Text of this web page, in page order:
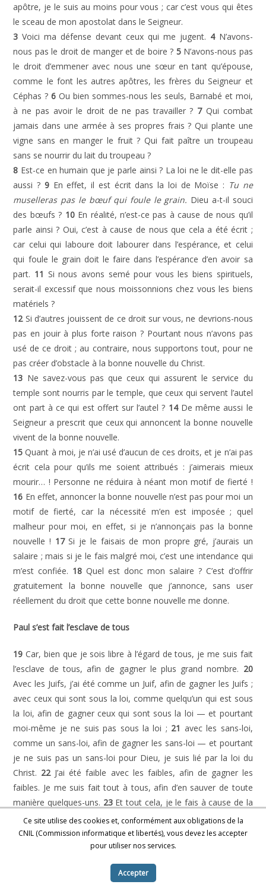
apôtre, je le suis au moins pour vous ; car c’est vous qui êtes
le sceau de mon apostolat dans le Seigneur.
3 Voici ma défense devant ceux qui me jugent. 4N’avons-
nous pas le droit de manger et de boire ? 5N’avons-nous pas
le droit d’emmener avec nous une sœur en tant qu’épouse,
comme le font les autres apôtres, les frères du Seigneur et
Céphas ?6 Ou bien sommes-nous les seuls, Barnabé et moi,
à ne pas avoir le droit de ne pas travailler ? 7Qui combat
jamais dans une armée à ses propres frais ? Qui plante une
vigne sans en manger le fruit ? Qui fait paître un troupeau
sans se nourrir du lait du troupeau ?
8 Est-ce en humain que je parle ainsi ? La loi ne le dit-elle pas
aussi ? 9En effet, il est écrit dans la loi de Moïse : Tu ne
muselleras pas le bœuf qui foule le grain. Dieu a-t-il souci
des bœufs ? 10En réalité, n’est-ce pas à cause de nous qu’il
parle ainsi ? Oui, c’est à cause de nous que cela a été écrit ;
car celui qui laboure doit labourer dans l’espérance, et celui
qui foule le grain doit le faire dans l’espérance d’en avoir sa
part. 11 Si nous avons semé pour vous les biens spirituels,
serait-il excessif que nous moissonnions chez vous les biens
matériels ?
12Si d’autres jouissent de ce droit sur vous, ne devrions-nous
pas en jouir à plus forte raison ? Pourtant nous n’avons pas
usé de ce droit ; au contraire, nous supportons tout, pour ne
pas créer d’obstacle à la bonne nouvelle du Christ.
13 Ne savez-vous pas que ceux qui assurent le service du
temple sont nourris par le temple, que ceux qui servent l’autel
ont part à ce qui est offert sur l’autel ? 14De même aussi le
Seigneur a prescrit que ceux qui annoncent la bonne nouvelle
vivent de la bonne nouvelle.
15 Quant à moi, je n’ai usé d’aucun de ces droits, et je n’ai pas
écrit cela pour qu’ils me soient attribués : j’aimerais mieux
mourir… ! Personne ne réduira à néant mon motif de fierté !
16 En effet, annoncer la bonne nouvelle n’est pas pour moi un
motif de fierté, car la nécessité m’en est imposée ; quel
malheur pour moi, en effet, si je n’annonçais pas la bonne
nouvelle ! 17Si je le faisais de mon propre gré, j’aurais un
salaire ; mais si je le fais malgré moi, c’est une intendance qui
m’est confiée. 18 Quel est donc mon salaire ? C’est d’offrir
gratuitement la bonne nouvelle que j’annonce, sans user
réellement du droit que cette bonne nouvelle me donne.
Paul s’est fait l’esclave de tous
19 Car, bien que je sois libre à l’égard de tous, je me suis fait
l’esclave de tous, afin de gagner le plus grand nombre. 20
Avec les Juifs, j’ai été comme un Juif, afin de gagner les Juifs ;
avec ceux qui sont sous la loi, comme quelqu’un qui est sous
la loi, afin de gagner ceux qui sont sous la loi — et pourtant
moi-même je ne suis pas sous la loi ; 21 avec les sans-loi,
comme un sans-loi, afin de gagner les sans-loi — et pourtant
je ne suis pas un sans-loi pour Dieu, je suis lié par la loi du
Christ. 22J’ai été faible avec les faibles, afin de gagner les
faibles. Je me suis fait tout à tous, afin d’en sauver de toute
manière quelques-uns. 23Et tout cela, je le fais à cause de la
bonne nouvelle, afin d’y avoir part.
La discipline des athlètes
Ne savez-vous pas que ceux qui courent dans le stade
courent tous, mais qu’un seul remporte le prix ? Courez de
Ce site utilise des cookies et, conformément aux obligations de la
CNIL (Commission informatique et libertés), vous devez les accepter
pour utiliser nos services.
Accepter